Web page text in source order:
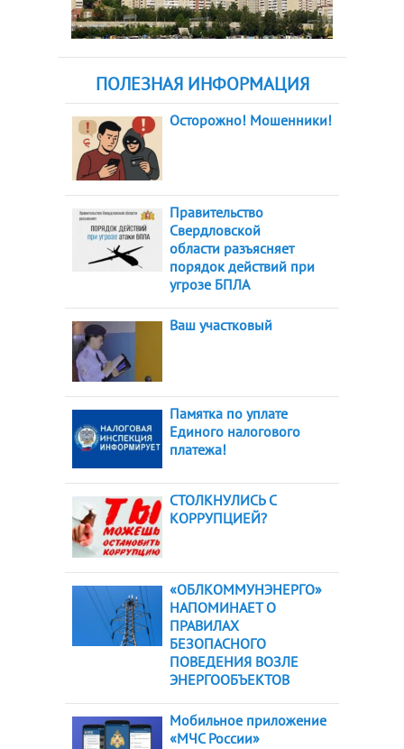
ПОЛЕЗНАЯ ИНФОРМАЦИЯ
Осторожно! Мошенники!
Правительство
Свердловской
области разъясняет
порядок действий при
угрозе БПЛА
Ваш участковый
Памятка по уплате
Единого налогового
платежа!
СТОЛКНУЛИСЬ С
КОРРУПЦИЕЙ?
«ОБЛКОММУНЭНЕРГО»
НАПОМИНАЕТ О
ПРАВИЛАХ
БЕЗОПАСНОГО
ПОВЕДЕНИЯ ВОЗЛЕ
ЭНЕРГООБЪЕКТОВ
Мобильное приложение
«МЧС России»